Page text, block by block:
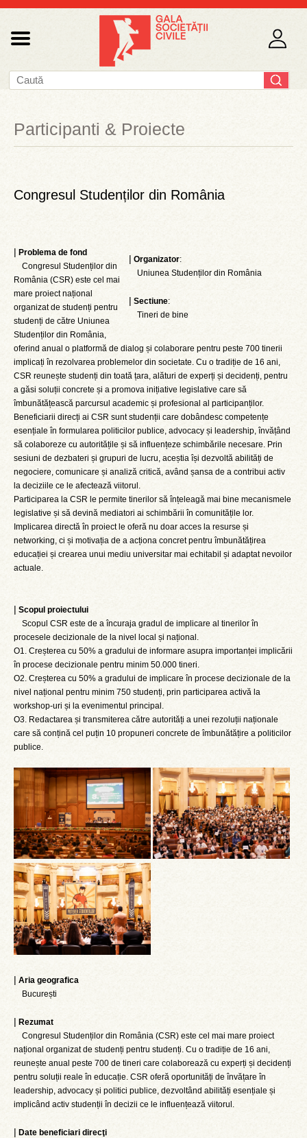
Participanti & Proiecte
Congresul Studenților din România
| Organizator:
Uniunea Studenților din România
| Sectiune:
Tineri de bine
| Problema de fond
Congresul Studenților din
România (CSR) este cel mai
mare proiect național
organizat de studenți pentru
studenți de către Uniunea
Studenților din România,
oferind anual o platformă de dialog și colaborare pentru peste 700 tinerii
implicați în rezolvarea problemelor din societate. Cu o tradiție de 16 ani,
CSR reunește studenți din toată țara, alături de experți și decidenți, pentru
a găsi soluții concrete și a promova inițiative legislative care să
îmbunătățească parcursul academic și profesional al participanților.
Beneficiarii direcți ai CSR sunt studenții care dobândesc competențe
esențiale în formularea politicilor publice, advocacy și leadership, învățând
să colaboreze cu autoritățile și să influențeze schimbările necesare. Prin
sesiuni de dezbateri și grupuri de lucru, aceștia își dezvoltă abilități de
negociere, comunicare și analiză critică, având șansa de a contribui activ
la deciziile ce le afectează viitorul.
Participarea la CSR le permite tinerilor să înțeleagă mai bine mecanismele
legislative și să devină mediatori ai schimbării în comunitățile lor.
Implicarea directă în proiect le oferă nu doar acces la resurse și
networking, ci și motivația de a acționa concret pentru îmbunătățirea
educației și crearea unui mediu universitar mai echitabil și adaptat nevoilor
actuale.
| Scopul proiectului
Scopul CSR este de a încuraja gradul de implicare al tinerilor în
procesele decizionale de la nivel local și național.
O1. Creșterea cu 50% a gradului de informare asupra importanței implicării
în procese decizionale pentru minim 50.000 tineri.
O2. Creșterea cu 50% a gradului de implicare în procese decizionale de la
nivel național pentru minim 750 studenți, prin participarea activă la
workshop-uri și la evenimentul principal.
O3. Redactarea și transmiterea către autorități a unei rezoluții naționale
care să conțină cel puțin 10 propuneri concrete de îmbunătățire a politicilor
publice.
| Aria geografica
București
| Rezumat
Congresul Studenților din România (CSR) este cel mai mare proiect
național organizat de studenți pentru studenți. Cu o tradiție de 16 ani,
reunește anual peste 700 de tineri care colaborează cu experți și decidenți
pentru soluții reale în educație. CSR oferă oportunități de învățare în
leadership, advocacy și politici publice, dezvoltând abilități esențiale și
implicând activ studenții în decizii ce le influențează viitorul.
| Date beneficiari direcţi